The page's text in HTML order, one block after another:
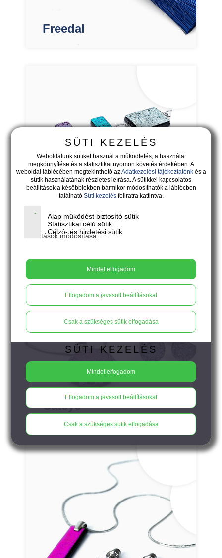
Freedal
Saltare
Cateye
SÜTI KEZELÉS
Weboldalunk sütiket használ a működtetés, a használat
megkönnyítése és a statisztikai nyomon követés érdekében. A
weboldal láblécében megtekinthető azAdatkezelési tájékoztatónkés a
sütik használatának részletes leírása. A sütikkel kapcsolatos
beállítások a későbbiekben bármikor módosíthatók a láblécben
található Süti kezelésfeliratra kattintva.
Alap működést biztosító sütik
Statisztikai célú sütik
Célzó- és hirdetési sütik
Beállítások módosítása
Mindet elfogadom
Elfogadom a javasolt beállításokat
Csak a szükséges sütik elfogadása
SÜTI KEZELÉS
Mindet elfogadom
Elfogadom a javasolt beállításokat
Csak a szükséges sütik elfogadása